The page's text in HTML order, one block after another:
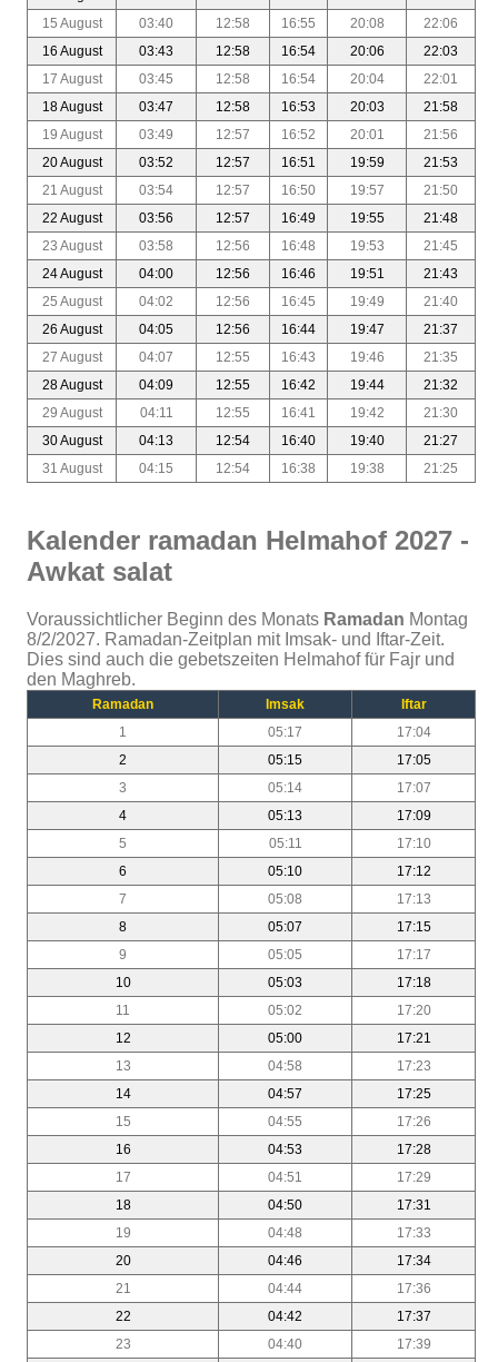
15 August
03:40 12:58 16:55 20:08
22:06
16 August
03:43 12:58 16:54 20:06
22:03
17 August
03:45 12:58 16:54 20:04
22:01
18 August
03:47 12:58 16:53 20:03
21:58
19 August
03:49 12:57 16:52 20:01
21:56
20 August
03:52 12:57 16:51 19:59
21:53
21 August
03:54 12:57 16:50 19:57
21:50
22 August
03:56 12:57 16:49 19:55
21:48
23 August
03:58 12:56 16:48 19:53
21:45
24 August
04:00 12:56 16:46 19:51
21:43
25 August
04:02 12:56 16:45 19:49
21:40
26 August
04:05 12:56 16:44 19:47
21:37
27 August
04:07 12:55 16:43 19:46
21:35
28 August
04:09 12:55 16:42 19:44
21:32
29 August
04:11 12:55 16:41 19:42
21:30
30 August
04:13 12:54 16:40 19:40
21:27
31 August
04:15 12:54 16:38 19:38 21:25
Kalender ramadan Helmahof 2027 -
Awkat salat
Voraussichtlicher Beginn des Monats Ramadan Montag
8/2/2027. Ramadan-Zeitplan mit Imsak- und Iftar-Zeit.
Dies sind auch die gebetszeiten Helmahof für Fajr und
den Maghreb.
Ramadan Imsak
Iftar
1
05:17
17:04
2
05:15
17:05
3
05:14
17:07
4
05:13
17:09
5
05:11
17:10
6
05:10
17:12
7
05:08
17:13
8
05:07
17:15
9
05:05
17:17
10
05:03
17:18
11
05:02
17:20
12
05:00
17:21
13
04:58
17:23
14
04:57
17:25
15
04:55
17:26
16
04:53
17:28
17
04:51
17:29
18
04:50
17:31
19
04:48
17:33
20
04:46
17:34
21
04:44
17:36
22
04:42
17:37
23
04:40
17:39